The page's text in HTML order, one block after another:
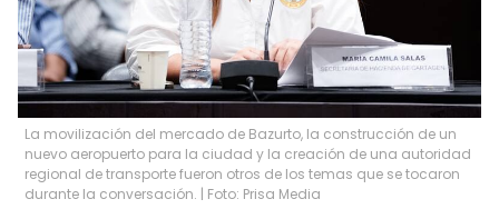
La movilización del mercado de Bazurto, la construcción de un
nuevo aeropuerto para la ciudad y la creación de una autoridad
regional de transporte fueron otros de los temas que se tocaron
durante la conversación. | Foto: Prisa Media